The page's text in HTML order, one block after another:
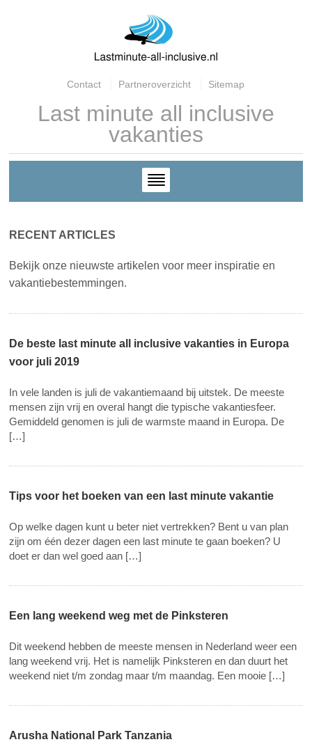
Contact Partneroverzicht Sitemap
Last minute all inclusive
vakanties
RECENT ARTICLES
Bekijk onze nieuwste artikelen voor meer inspiratie en
vakantiebestemmingen.
De beste last minute all inclusive vakanties in Europa
voor juli 2019
In vele landen is juli de vakantiemaand bij uitstek. De meeste
mensen zijn vrij en overal hangt die typische vakantiesfeer.
Gemiddeld genomen is juli de warmste maand in Europa. De
[…]
Tips voor het boeken van een last minute vakantie
Op welke dagen kunt u beter niet vertrekken? Bent u van plan
zijn om één dezer dagen een last minute te gaan boeken? U
doet er dan wel goed aan […]
Een lang weekend weg met de Pinksteren
Dit weekend hebben de meeste mensen in Nederland weer een
lang weekend vrij. Het is namelijk Pinksteren en dan duurt het
weekend niet t/m zondag maar t/m maandag. Een mooie […]
Arusha National Park Tanzania